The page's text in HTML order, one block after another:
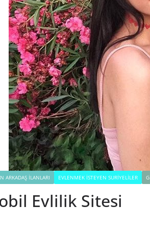
ARKADAŞ İLANLARI EVLENMEK İSTEYEN SURIYELILER
Evlilik Sitesi